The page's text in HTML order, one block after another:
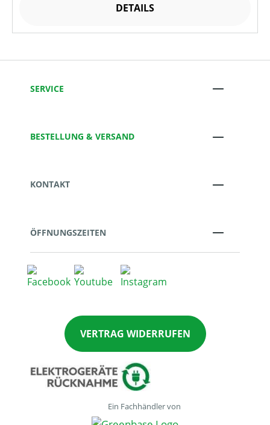
DETAILS
SERVICE
BESTELLUNG & VERSAND
KONTAKT
ÖFFNUNGSZEITEN
VERTRAG WIDERRUFEN
Ein Fachhändler von